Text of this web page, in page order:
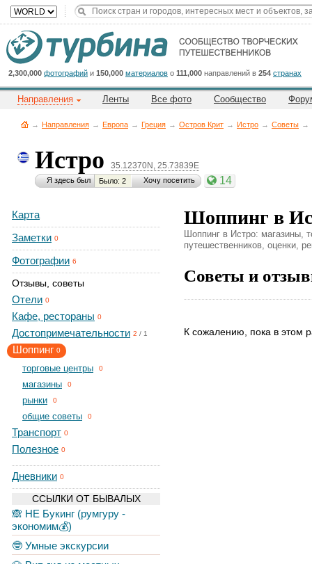
2,300,000 фотографий и 150,000 материалов о 111,000 направлений в 254 странах
Направления Ленты Все фото Сообщество
→ Направления → Европа → Греция → Остров Крит → Истро → Советы →
Истро 35.12370N, 25.73839E
Я здесь был Было: 2 Хочу посетить 14
Карта
Заметки 0
Фотографии 6
Отзывы, советы
Отели 0
Кафе, рестораны 0
Достопримечательности 2 / 1
Шоппинг 0
торговые центры 0
магазины 0
рынки 0
общие советы 0
Транспорт 0
Полезное 0
Дневники 0
ССЫЛКИ ОТ БЫВАЛЫХ
🙈 НЕ Букинг (румгуру -
экономим💰)
🤓 Умные экскурсии
Шоппинг в
Шоппинг в Истро: магазины,
путешественников, оценки,
Советы и
К сожалению, пока в этом
Cейчас
на
сайте:
Title
Button